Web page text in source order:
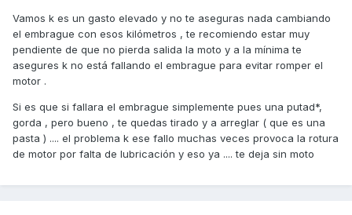
Vamos k es un gasto elevado y no te aseguras nada cambiando
el embrague con esos kilómetros , te recomiendo estar muy
pendiente de que no pierda salida la moto y a la mínima te
asegures k no está fallando el embrague para evitar romper el
motor .
Si es que si fallara el embrague simplemente pues una putad*,
gorda , pero bueno , te quedas tirado y a arreglar ( que es una
pasta ) .... el problema k ese fallo muchas veces provoca la rotura
de motor por falta de lubricación y eso ya .... te deja sin moto